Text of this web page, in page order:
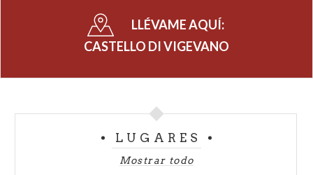
caballeriza, mandada construir por Galeazzo Maria
Sforza en 1473 y utilizada hoy para albergar
exhibiciones temporales en la planta baja y destaca
detrás del castillo se encuentra elGiardino delle
con la elegante galería de delle Dame,
reservada hace algún tiempo a la duquesa Beatrice
LLÉVAME AQUÍ:
CASTELLO DI VIGEVANO
LUGARES
Mostrar todo